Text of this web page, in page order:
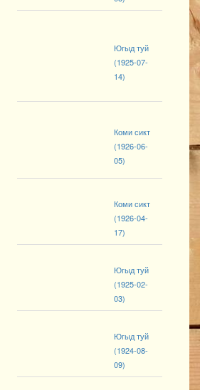
Югыд туй
(1925-07-
14)
Коми сикт
(1926-06-
05)
Коми сикт
(1926-04-
17)
Югыд туй
(1925-02-
03)
Югыд туй
(1924-08-
09)